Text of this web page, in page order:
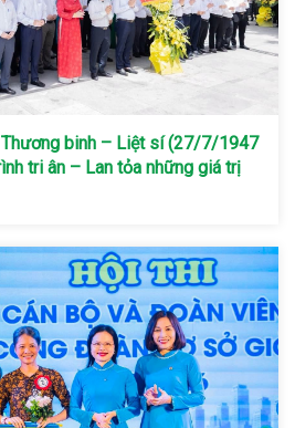
Thương binh – Liệt sí (27/7/1947
tri ân – Lan tỏa những giá trị